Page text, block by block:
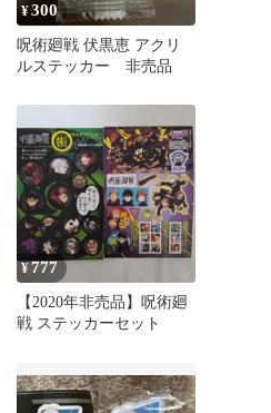
¥300
呪術廻戦 伏黒恵 アクリ
ルステッカー 非売品
¥777
【2020年非売品】呪術廻
戦 ステッカーセット